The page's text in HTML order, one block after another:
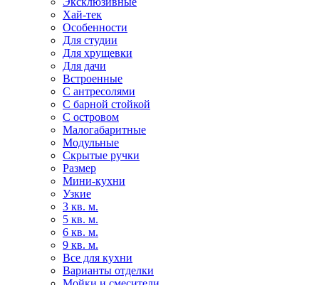
Хай-тек
Особенности
Для студии
Для хрущевки
Для дачи
Встроенные
С антресолями
С барной стойкой
С островом
Малогабаритные
Модульные
Скрытые ручки
Размер
Мини-кухни
Узкие
3 кв. м.
5 кв. м.
6 кв. м.
9 кв. м.
Все для кухни
Варианты отделки